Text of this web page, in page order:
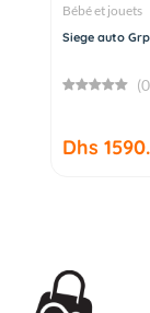
Bébé et jouets
Siege auto
Dhs